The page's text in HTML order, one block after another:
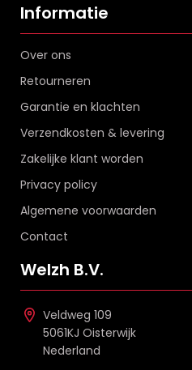
Informatie
Over ons
Retourneren
Garantie en klachten
Verzendkosten & levering
Zakelijke klant worden
Privacy policy
Algemene voorwaarden
Contact
Welzh B.V.
Veldweg 109
5061KJ Oisterwijk
Nederland